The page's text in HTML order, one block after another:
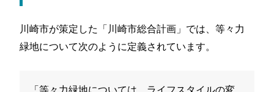
川崎市が策定した「川崎市総合計画」では、等々力
緑地について次のように定義されています。
「等々力緑地については、ライフスタイルの変